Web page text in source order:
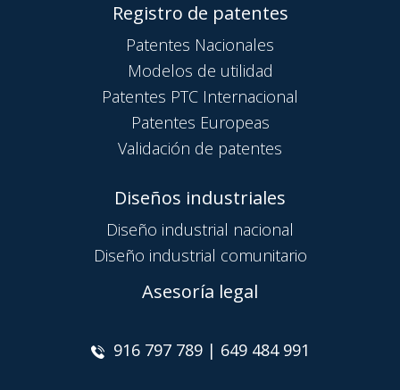
Registro de patentes
Patentes Nacionales
Modelos de utilidad
Patentes PTC Internacional
Patentes Europeas
Validación de patentes
Diseños industriales
Diseño industrial nacional
Diseño industrial comunitario
Asesoría legal
916 797 789 | 649 484 991